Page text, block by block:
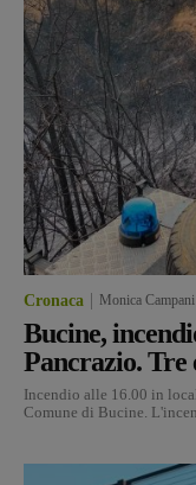
Cronaca Monica Campani
Bucine,
Pancrazio. Tre
Incendio alle 16.00 in
Comune di Bucine.